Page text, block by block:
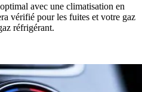
avec une climatisation en
vérifié pour les fuites et votre gaz
réfrigérant.